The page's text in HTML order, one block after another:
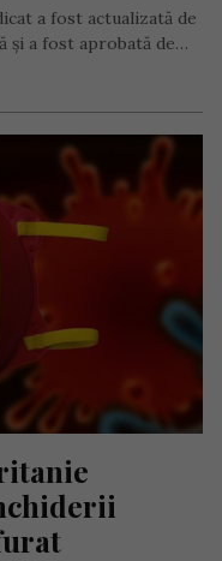
a fost actualizată de
și a fost aprobată de…